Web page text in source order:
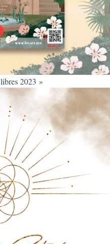
2023 »